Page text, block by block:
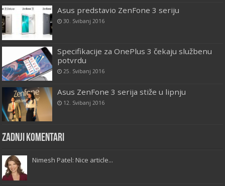
Asus predstavio ZenFone 3 seriju
30. Svibanj 2016
Specifikacije za OnePlus 3 čekaju službenu
potvrdu
25. Svibanj 2016
Asus ZenFone 3 serija stiže u lipnju
12. Svibanj 2016
Zadnji komentari
Nimesh Patel: Nice article...